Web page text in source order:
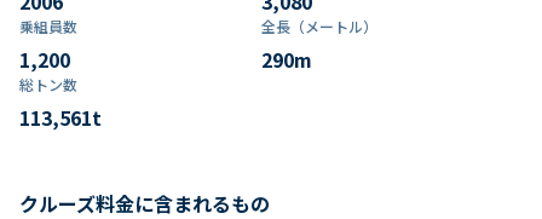
乗組員数​
1,200
全長（メートル）
290m
総トン数​
113,561t
クルーズ料金に含まれるもの